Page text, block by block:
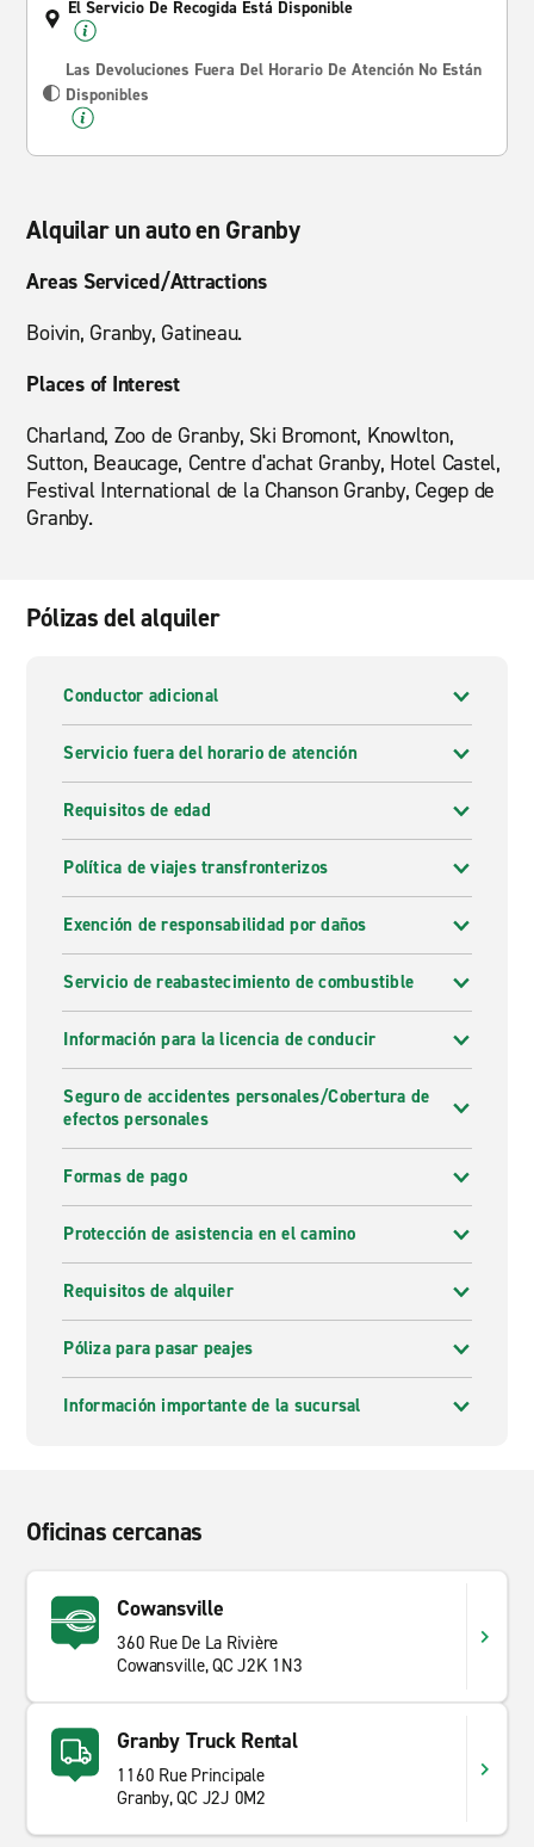
El Servicio De Recogida Está Disponible
Las Devoluciones Fuera Del Horario De Atención No Están
Disponibles
Alquilar un auto en Granby
Areas Serviced/Attractions
Boivin, Granby, Gatineau.
Places of Interest
Charland, Zoo de Granby, Ski Bromont, Knowlton,
Sutton, Beaucage, Centre d'achat Granby, Hotel Castel,
Festival International de la Chanson Granby, Cegep de
Granby.
Pólizas del alquiler
Conductor adicional
Servicio fuera del horario de atención
Requisitos de edad
Política de viajes transfronterizos
Exención de responsabilidad por daños
Servicio de reabastecimiento de combustible
Información para la licencia de conducir
Seguro de accidentes personales/Cobertura de
efectos personales
Formas de pago
Protección de asistencia en el camino
Requisitos de alquiler
Póliza para pasar peajes
Información importante de la sucursal
Oficinas cercanas
Cowansville
360 Rue De La Rivière
Cowansville, QC J2K 1N3
Granby Truck Rental
1160 Rue Principale
Granby, QC J2J 0M2